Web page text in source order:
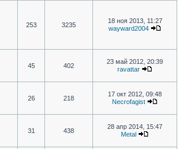
253 3235
18 ноя 2013, 11:27
wayward2004
45 402
23 май 2012, 20:39
ravattar
26 218
17 окт 2012, 09:48
Necrofagist
31 438
28 апр 2014, 15:47
Metal